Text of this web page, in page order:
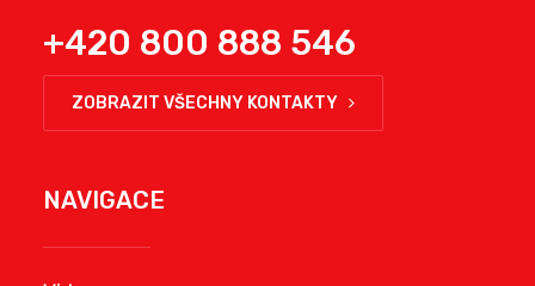
+420 800 888 546
ZOBRAZIT VŠECHNY KONTAKTY
NAVIGACE